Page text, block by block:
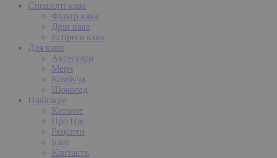
Спешелті кава
Фільтр кава
Дріп кава
Еспресо кава
Для кави
Аксесуари
Мерч
Комбуча
Шоколад
Навігація
Каталог
Про Нас
Рецепти
Блог
Контакти